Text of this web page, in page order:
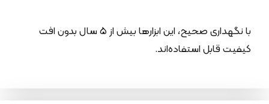
با نگهداری صحیح، این ابزارها بیش از ۵ سال بدون افت
کیفیت قابل استفاده‌اند.